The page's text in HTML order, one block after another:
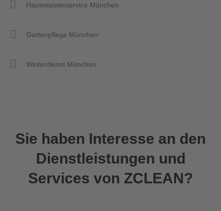
Hausmeisterservice München
Gartenpflege München
Winterdienst München
Sie haben Interesse an den
Dienstleistungen und
Services von ZCLEAN?